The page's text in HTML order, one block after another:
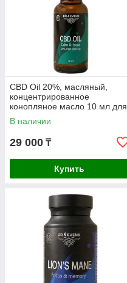
CBD Oil 20%, масляный,
концентрированное
конопляное масло 10 мл для
концетрации, Dr. Evenk
В наличии
29 000 ₸
Купить